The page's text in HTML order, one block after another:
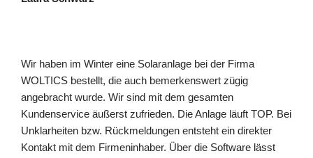
Wir haben im Winter eine Solaranlage bei der Firma
WOLTICS bestellt, die auch bemerkenswert zügig
angebracht wurde. Wir sind mit dem gesamten
Kundenservice äußerst zufrieden. Die Anlage läuft TOP. Bei
Unklarheiten bzw. Rückmeldungen entsteht ein direkter
Kontakt mit dem Firmeninhaber. Über die Software lässt